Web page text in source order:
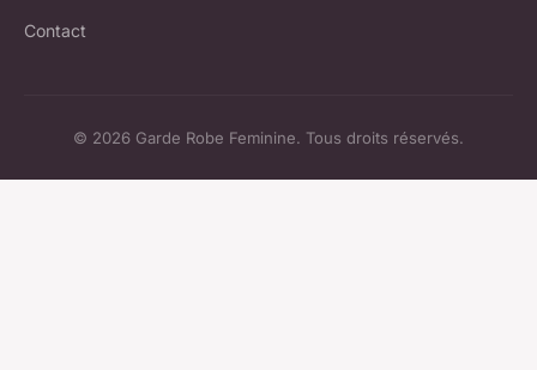
Contact
© 2026 Garde Robe Feminine. Tous droits réservés.